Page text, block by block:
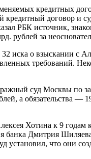
кредитных
договор и
РБК источник,
рублей за
о взыскании с
требований.
суд Москвы по
а обязательства —
Хотина к 9
банка Дмитрия
что они